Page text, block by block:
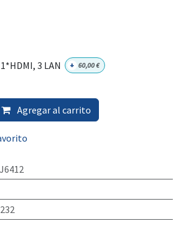
3 LAN + 60,00€
Agregar al carrito